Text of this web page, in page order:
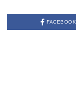
FACEBOOK